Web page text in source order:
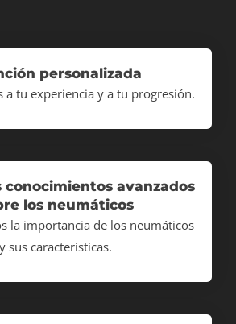
personalizada
a tu experiencia y a tu progresión.
conocimientos avanzados
los neumáticos
la importancia de los neumáticos
y sus características.